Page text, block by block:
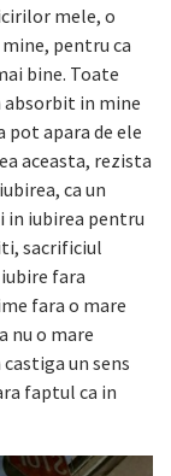
mele, o
pentru ca
bine. Toate
in mine
pot apara de ele
aceasta, rezista
ca un
in iubirea pentru
sacrificiul
fara
fara o mare
nu o mare
un sens
faptul ca in